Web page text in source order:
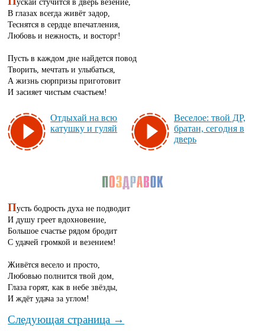
В глазах всегда живёт задор,
Теснятся в сердце впечатления,
Любовь и нежность, и восторг!
Пусть в каждом дне найдется повод
Творить, мечтать и улыбаться,
А жизнь сюрпризы приготовит
И засияет чистым счастьем!
От­ды­хай на всю
ка­туш­ку и гу­ляй
Ве­се­лое: твой ДР,
бра­тан, се­год­ня в
дверь
Пусть бодрость духа не подводит
И душу греет вдохновение,
Большое счастье рядом бродит
С удачей громкой и везением!
Живётся весело и просто,
Любовью полнится твой дом,
Глаза горят, как в небе звёзды,
И ждёт удача за углом!
Следующая страница →